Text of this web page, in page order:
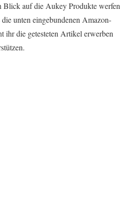
Blick auf die Aukey Produkte werfen
unten eingebundenen Amazon-
ihr die getesteten Artikel erwerben